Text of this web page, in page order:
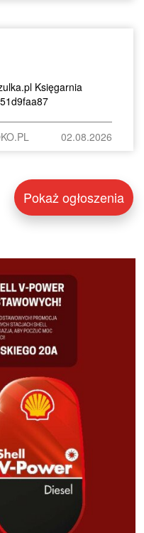
Księgarnia
02.08.2026
Pokaż ogłoszenia